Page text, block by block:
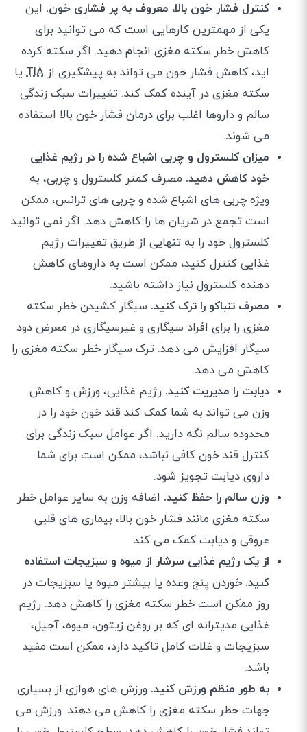
کنترل فشار خون بالا، معروف به پر فشاری خون. این
یکی از مهمترین کارهایی است که می توانید برای
کاهش خطر سکته مغزی انجام دهید. اگر سکته کرده
اید، کاهش فشار خون می تواند به پیشگیری از TIA یا
سکته مغزی در آینده کمک کند. تغییرات سبک زندگی
سالم و داروها اغلب برای درمان فشار خون بالا استفاده
می شوند.
میزان کلسترول و چربی اشباع شده را در رژیم غذایی
خود کاهش دهید. مصرف کمتر کلسترول و چربی، به
ویژه چربی های اشباع شده و چربی های ترانس، ممکن
است تجمع در شریان ها را کاهش دهد. اگر نمی توانید
کلسترول خود را به تنهایی از طریق تغییرات رژیم
غذایی کنترل کنید، ممکن است به داروهای کاهش
دهنده کلسترول نیاز داشته باشید.
مصرف تنباکو را ترک کنید. سیگار کشیدن خطر سکته
مغزی را برای افراد سیگاری و غیرسیگاری در معرض دود
سیگار افزایش می دهد. ترک سیگار خطر سکته مغزی را
کاهش می دهد.
دیابت را مدیریت کنید. رژیم غذایی، ورزش و کاهش
وزن می تواند به شما کمک کند قند خون خود را در
محدوده سالم نگه دارید. اگر عوامل سبک زندگی برای
کنترل قند خون کافی نباشد، ممکن است برای شما
داروی دیابت تجویز شود.
وزن سالم را حفظ کنید. اضافه وزن به سایر عوامل خطر
سکته مغزی مانند فشار خون بالا، بیماری های قلبی
عروقی و دیابت کمک می کند.
از یک رژیم غذایی سرشار از میوه و سبزیجات استفاده
کنید. خوردن پنج وعده یا بیشتر میوه یا سبزیجات در
روز ممکن است خطر سکته مغزی را کاهش دهد. رژیم
غذایی مدیترانه ای که بر روغن زیتون، میوه، آجیل،
سبزیجات و غلات کامل تاکید دارد، ممکن است مفید
باشد.
به طور منظم ورزش کنید. ورزش های هوازی از بسیاری
جهات خطر سکته مغزی را کاهش می دهند. ورزش می